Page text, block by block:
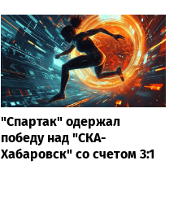
"Спартак" одержал
победу над "СКА-
Хабаровск" со счетом 3:1